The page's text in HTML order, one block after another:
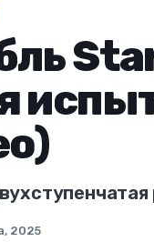
2025